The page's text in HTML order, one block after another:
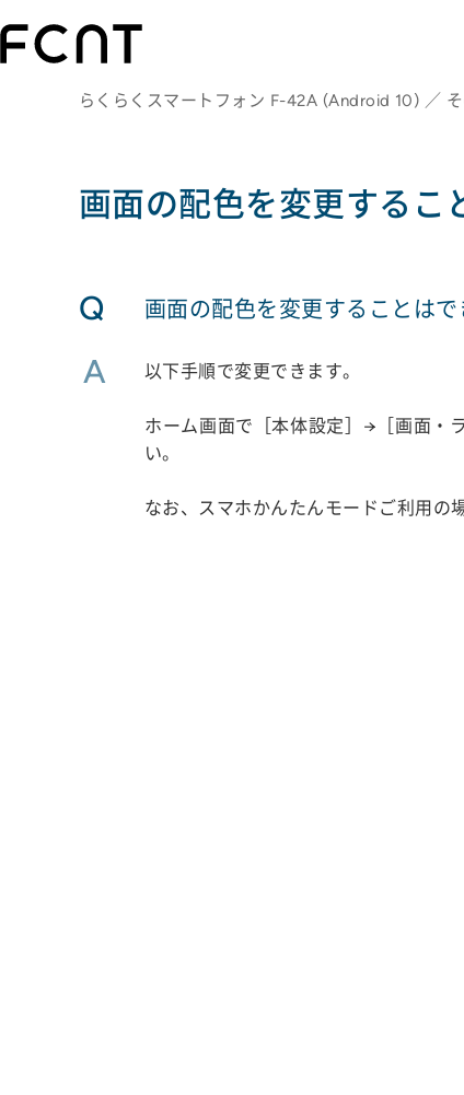
らくらくスマートフォン F-42A (Android 10) ／
画面の配色を変更するこ
Q 画面の配色を変更することは
A 以下手順で変更できます。
ホーム画面で［本体設定］→［画面・
い。
なお、スマホかんたんモードご利用の